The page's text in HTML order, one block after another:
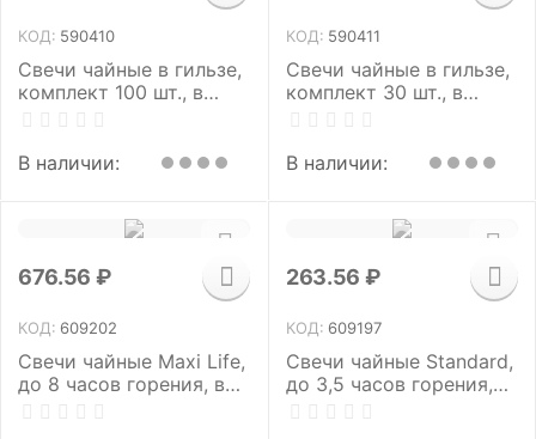
КОД: 590410
Свечи чайные в гильзе,
комплект 100 шт., в
В наличии:
КОД: 590411
Свечи чайные в гильзе,
комплект 30 шт., в
В наличии:
676.56 ₽
КОД: 609202
Свечи чайные Maxi Life,
до 8 часов горения, вес
263.56 ₽
КОД: 609197
Свечи чайные Standard,
до 3,5 часов горения,